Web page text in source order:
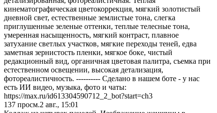
кинематографическая цветокоррекция, мягкий золотистый
дневной свет, естественные землистые тона, слегка
приглушенные зеленые оттенки, теплые телесные тона,
умеренная насыщенность, мягкий контраст, плавное
затухание светлых участков, мягкие переходы теней, едва
заметная зернистость пленки, мягкое боке, чистый
редакционный вид, органичная цветовая палитра, съемка при
естественном освещении, высокая детализация,
фотореалистичность. ---------- Сделано в нашем боте - у нас
есть ИИ видео, музыка, фото и чаты:
https://max.ru/id613304590712_2_bot?start=ch3
137 просм.2 авг., 15:01